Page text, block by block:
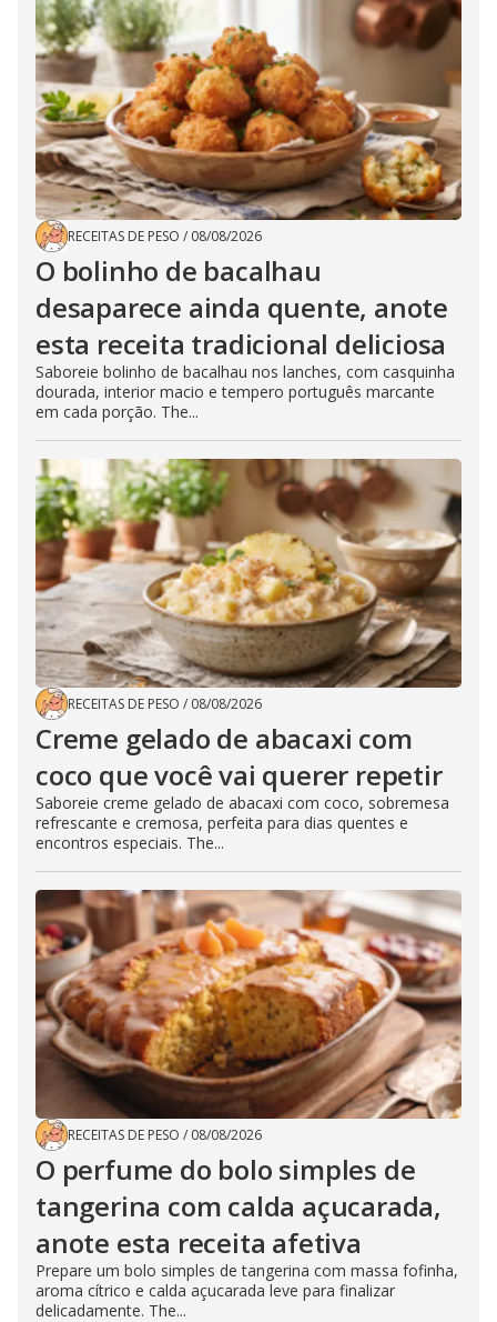
RECEITAS DE PESO / 08/08/2026
O bolinho de bacalhau
desaparece ainda quente, anote
esta receita tradicional deliciosa
Saboreie bolinho de bacalhau nos lanches, com casquinha
dourada, interior macio e tempero português marcante
em cada porção. The...
RECEITAS DE PESO / 08/08/2026
Creme gelado de abacaxi com
coco que você vai querer repetir
Saboreie creme gelado de abacaxi com coco, sobremesa
refrescante e cremosa, perfeita para dias quentes e
encontros especiais. The...
RECEITAS DE PESO / 08/08/2026
O perfume do bolo simples de
tangerina com calda açucarada,
anote esta receita afetiva
Prepare um bolo simples de tangerina com massa fofinha,
aroma cítrico e calda açucarada leve para finalizar
delicadamente. The...